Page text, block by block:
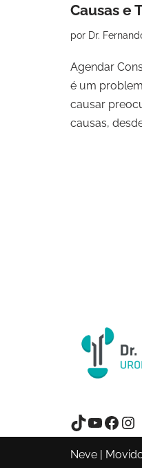
Causas e
por Dr.
Agendar
é um
causar
causas,
Neve |